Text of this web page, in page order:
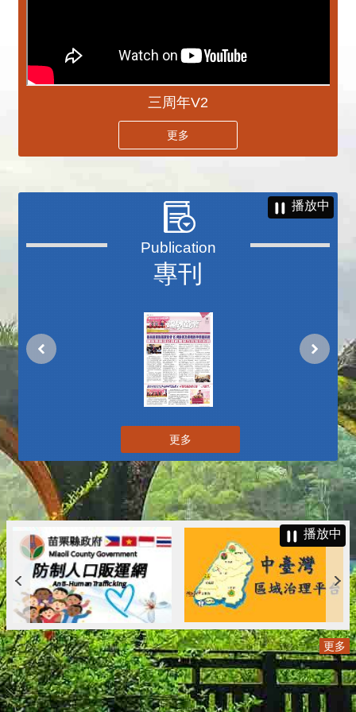
三周年V2
更多
專刊
播放中
更多
播放中
更多